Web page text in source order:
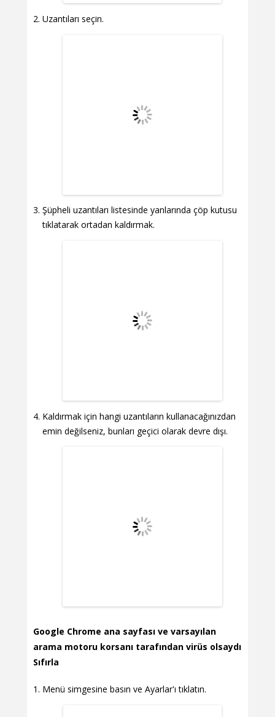
Uzantıları seçin.
Şüpheli uzantıları listesinde yanlarında çöp kutusu
tıklatarak ortadan kaldırmak.
Kaldırmak için hangi uzantıların kullanacağınızdan
emin değilseniz, bunları geçici olarak devre dışı.
Google Chrome ana sayfası ve varsayılan
arama motoru korsanı tarafından virüs olsaydı
Sıfırla
Menü simgesine basın ve Ayarlar'ı tıklatın.